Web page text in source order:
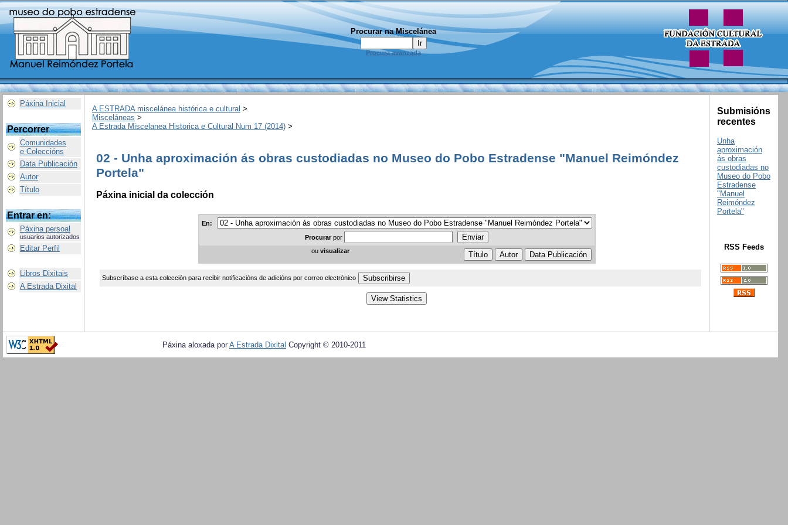
Procurar na Miscelánea
Procura avanzada
Páxina Inicial
Percorrer
Comunidades
e Coleccións
Data Publicación
Autor
Título
Entrar en:
Páxina persoal
usuarios autorizados
Editar Perfil
Libros Dixitais
A Estrada Dixital
A ESTRADA miscelánea histórica e cultural >
Misceláneas >
A Estrada Miscelanea Historica e Cultural Num 17 (2014) >
02 - Unha aproximación ás obras custodiadas no Museo do Pobo Estradense "Manuel Reimóndez
Portela"
Páxina inicial da colección
En:
Procurar por
ou visualizar
Subscríbase a esta colección para recibir notificacións de adicións por correo electrónico
Submisións
recentes
Unha
aproximación
ás obras
custodiadas no
Museo do Pobo
Estradense
"Manuel
Reimóndez
Portela"
RSS Feeds
Páxina aloxada por A Estrada Dixital Copyright © 2010-2011